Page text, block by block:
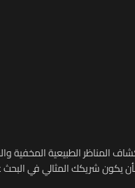
الطبيعية المخفية
يكون شريكك المثالي في البحث